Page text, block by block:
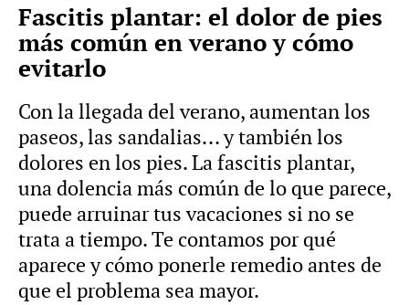
Fascitis plantar: el dolor de pies
más común en verano y cómo
evitarlo
Con la llegada del verano, aumentan los
paseos, las sandalias... y también los
dolores en los pies. La fascitis plantar,
una dolencia más común de lo que parece,
puede arruinar tus vacaciones si no se
trata a tiempo. Te contamos por qué
aparece y cómo ponerle remedio antes de
que el problema sea mayor.